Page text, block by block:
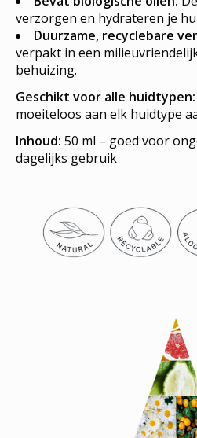
verzorgen en hydrateren je
Duurzame, recyclebare
verpakt in een
behuizing.
Geschikt voor alle huidtypen:
moeiteloos aan elk huidtype
Inhoud: 50 ml – goed voor
dagelijks gebruik